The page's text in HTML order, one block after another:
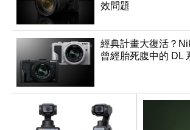
效問題
經典計畫大復活？
曾經胎死腹中的 DL